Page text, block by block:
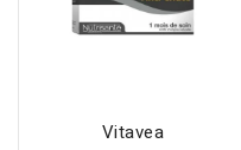
Vitavea